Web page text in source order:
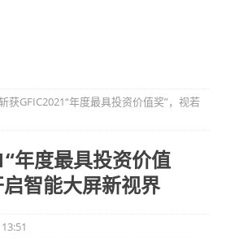
获GFIC2021“年度最具投资价值奖”，视若
年度最具投资价值
智能大屏新视界